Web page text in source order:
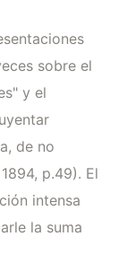
sobre el
y el
de no
p.49). El
intensa
la suma